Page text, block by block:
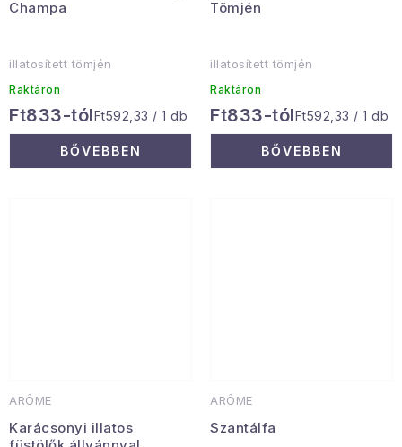
Champa
illatosített tömjén
Raktáron
Ft833-tólEgységár:
Ft592,33 / 1 db
BŐVEBBEN
Tömjén
illatosített tömjén
Raktáron
Ft833-tólEgységár:
Ft592,33 / 1 db
BŐVEBBEN
ARÔME
Karácsonyi illatos
ARÔME
Szantálfa